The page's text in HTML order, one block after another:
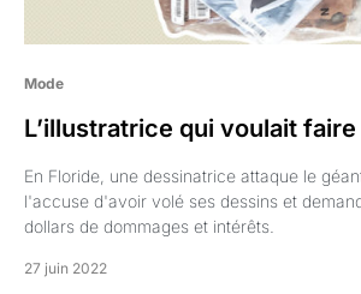
Mode
L’illustratrice qui voulait faire
En Floride, une dessinatrice attaque le
l'accuse d'avoir volé ses dessins et
dollars de dommages et intérêts.
27 juin 2022